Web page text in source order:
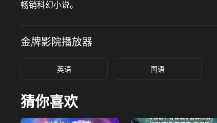
畅销科幻小说。
金牌影院播放器
英语 国语
猜你喜欢